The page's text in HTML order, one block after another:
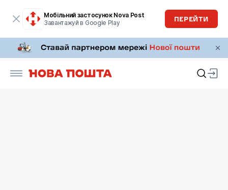
Мобільний застосунок Nova Post
Завантажуй в Google Play
ПЕРЕЙТИ